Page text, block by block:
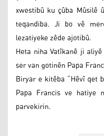
xwestibû ku çûba Mûsilê
teqandiba. Ji bo vê
lezatiyeke zêde ajotibû.
Heta niha Vatîkanê ji
ser van gotinên Papa
Biryar e kitêba “Hêvî qet
Papa Francis ve hatiye
parvekirin.